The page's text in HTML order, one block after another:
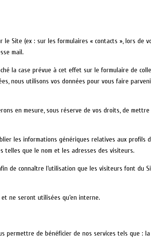
Site (ex : sur les formulaires « contacts », lors de
mail.
la case prévue à cet effet sur le formulaire de
nous utilisons vos données pour vous faire
en mesure, sous réserve de vos droits, de
les informations génériques relatives aux profils
telles que le nom et les adresses des visiteurs.
de connaître l’utilisation que les visiteurs font du
ne seront utilisées qu’en interne.
permettre de bénéficier de nos services tels que :